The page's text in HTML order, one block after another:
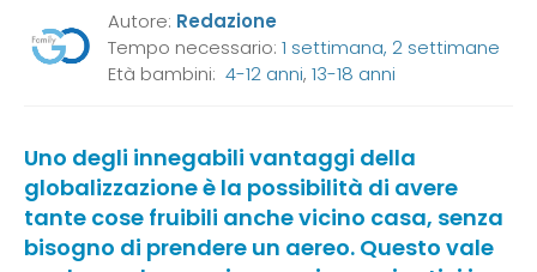
Autore: Redazione
Tempo necessario: 1 settimana, 2 settimane
Età bambini: 4-12 anni, 13-18 anni
Uno degli innegabili vantaggi della
globalizzazione è la possibilità di avere
tante cose fruibili anche vicino casa, senza
bisogno di prendere un aereo. Questo vale